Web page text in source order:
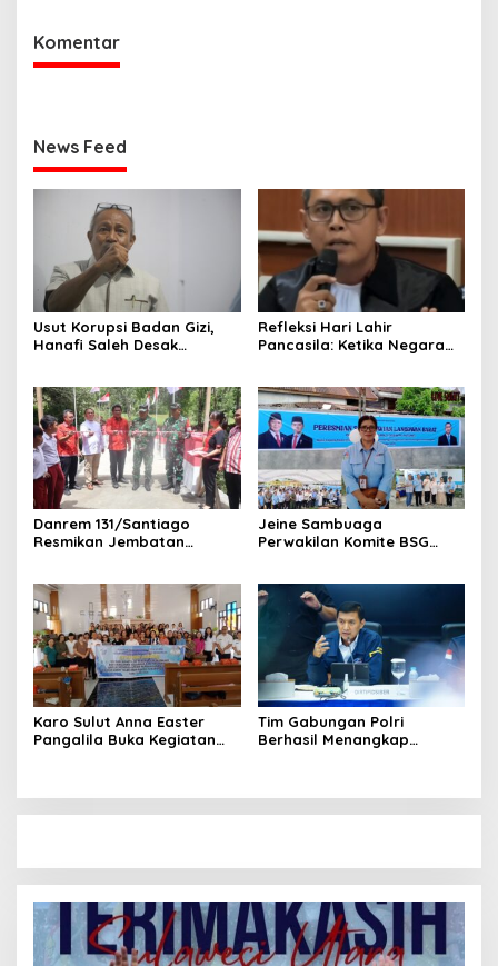
Komentar
News Feed
Usut Korupsi Badan Gizi,
Hanafi Saleh Desak
Refleksi Hari Lahir
Pancasila: Ketika Negara
Terpuruk
Danrem 131/Santiago
Resmikan Jembatan
Jeine Sambuaga
Perwakilan Komite BSG
Karo Sulut Anna Easter
Pangalila Buka Kegiatan
Tim Gabungan Polri
Berhasil Menangkap